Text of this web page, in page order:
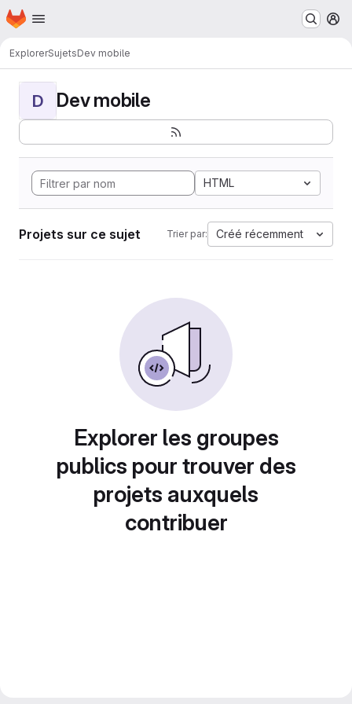
Passer au contenu principal
Page d'accueil
ExplorerSujetsDev mobile
D Dev mobile
HTML
Projets sur ce sujet Trier par: Créé récemment
Explorer les groupes
publics pour trouver des
projets auxquels
contribuer